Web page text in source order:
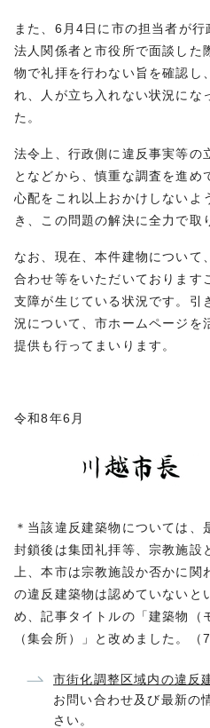
また、6月4日に市の担当者が
法人関係者と市役所で面談した
物で礼拝を行わない旨を確認し
れ、人が立ち入れない状況にな
た。
法令上、行政側に違反事実等の
となどから、慎重な調査を進め
心配をこれ以上おかけしないよ
き、この問題の解決に全力で取
なお、現在、本件建物について
合わせ等をいただいております
支障が生じている状況です。引
況について、市ホームページを
提供も行ってまいります。
令和8年6月
＊当該違反建築物については
封鎖後は集団礼拝等、宗教施設
上、本市は宗教施設か否かに
の違反建築物は認めていないと
め、記事タイトルの「建築物（
（集会所）」と改めました。（
市街化調整区域内の違反
お問い合わせ及び最新の
さい。